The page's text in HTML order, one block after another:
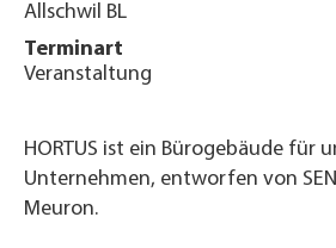
Allschwil BL
Terminart
Veranstaltung
HORTUS ist ein Bürogebäude für
Unternehmen, entworfen von
Meuron.